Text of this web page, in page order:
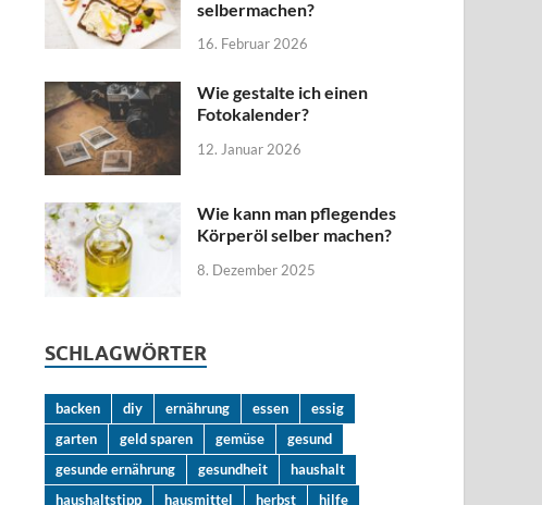
selbermachen?
16. Februar 2026
Wie gestalte ich einen
Fotokalender?
12. Januar 2026
Wie kann man pflegendes
Körperöl selber machen?
8. Dezember 2025
SCHLAGWÖRTER
backen diy ernährung essen
essig
garten
geld sparen gemüse
gesund
gesunde ernährung
gesundheit
haushalt
haushaltstipp
hausmittel herbst
hilfe